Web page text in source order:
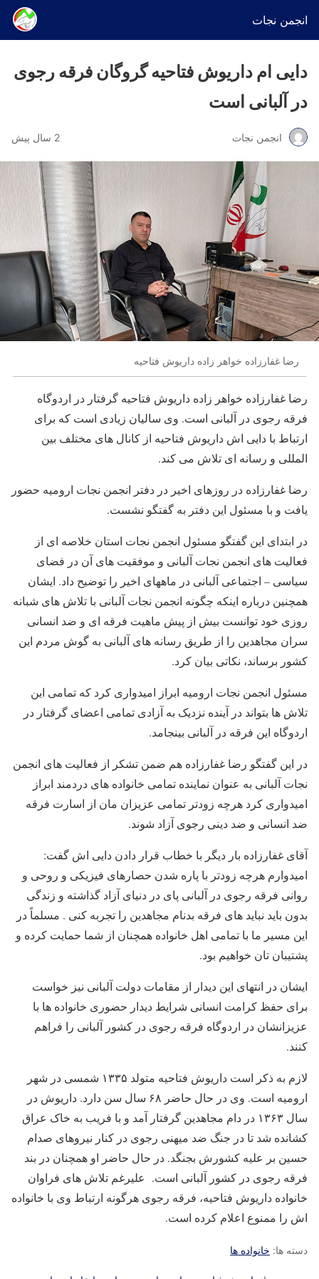
انجمن نجات
دایی ام داریوش فتاحیه گروگان فرقه رجوی
در آلبانی است
انجمن نجات 2 سال پیش
رضا غفارزاده خواهر زاده داریوش فتاحیه
رضا غفارزاده خواهر زاده داریوش فتاحیه گرفتار در اردوگاه
فرقه رجوی در آلبانی است. وی سالیان زیادی است که برای
ارتباط با دایی اش داریوش فتاحیه از کانال های مختلف بین
المللی و رسانه ای تلاش می کند.
رضا غفارزاده در روزهای اخیر در دفتر انجمن نجات ارومیه حضور
یافت و با مسئول این دفتر به گفتگو نشست.
در ابتدای این گفتگو مسئول انجمن نجات استان خلاصه ای از
فعالیت های انجمن نجات آلبانی و موفقیت های آن در فضای
سیاسی – اجتماعی آلبانی در ماههای اخیر را توضیح داد. ایشان
همچنین درباره اینکه چگونه انجمن نجات آلبانی با تلاش های شبانه
روزی خود توانست بیش از پیش ماهیت فرقه ای و ضد انسانی
سران مجاهدین را از طریق رسانه های آلبانی به گوش مردم این
کشور برساند، نکاتی بیان کرد.
مسئول انجمن نجات ارومیه ابراز امیدواری کرد که تمامی این
تلاش ها بتواند در آینده نزدیک به آزادی تمامی اعضای گرفتار در
اردوگاه این فرقه در آلبانی بینجامد.
در این گفتگو رضا غفارزاده هم ضمن تشکر از فعالیت های انجمن
نجات آلبانی به عنوان نماینده تمامی خانواده های دردمند ابراز
امیدواری کرد هرچه زودتر تمامی عزیزان مان از اسارت فرقه
ضد انسانی و ضد دینی رجوی آزاد شوند.
آقای غفارزاده بار دیگر با خطاب قرار دادن دایی اش گفت:
امیدوارم هرچه زودتر با پاره شدن حصارهای فیزیکی و روحی و
روانی فرقه رجوی در آلبانی پای در دنیای آزاد گذاشته و زندگی
بدون باید نباید های فرقه بدنام مجاهدین را تجربه کنی . مسلماً در
این مسیر ما با تمامی اهل خانواده همچنان از شما حمایت کرده و
پشتیبان تان خواهیم بود.
ایشان در انتهای این دیدار از مقامات دولت آلبانی نیز خواست
برای حفظ کرامت انسانی شرایط دیدار حضوری خانواده ها با
عزیزانشان در اردوگاه فرقه رجوی در کشور آلبانی را فراهم
کنند.
لازم به ذکر است داریوش فتاحیه متولد ۱۳۳۵ شمسی در شهر
ارومیه است. وی در حال حاضر ۶۸ سال سن دارد. داریوش در
سال ۱۳۶۳ در دام مجاهدین گرفتار آمد و با فریب به خاک عراق
کشانده شد تا در جنگ ضد میهنی رجوی در کنار نیروهای صدام
حسین بر علیه کشورش بجنگد. در حال حاضر او همچنان در بند
فرقه رجوی در کشور آلبانی است. علیرغم تلاش های فراوان
خانواده داریوش فتاحیه، فرقه رجوی هرگونه ارتباط وی با خانواده
اش را ممنوع اعلام کرده است.
دسته ها: خانواده ها